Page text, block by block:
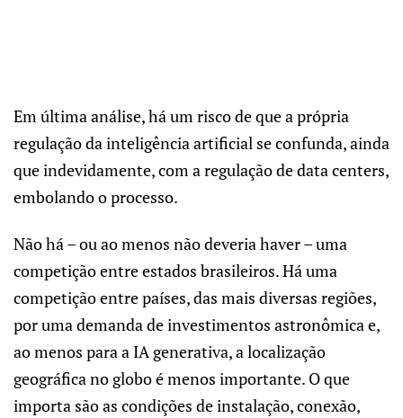
Em última análise, há um risco de que a própria
regulação da inteligência artificial se confunda, ainda
que indevidamente, com a regulação de data centers,
embolando o processo.
Não há – ou ao menos não deveria haver – uma
competição entre estados brasileiros. Há uma
competição entre países, das mais diversas regiões,
por uma demanda de investimentos astronômica e,
ao menos para a IA generativa, a localização
geográfica no globo é menos importante. O que
importa são as condições de instalação, conexão,